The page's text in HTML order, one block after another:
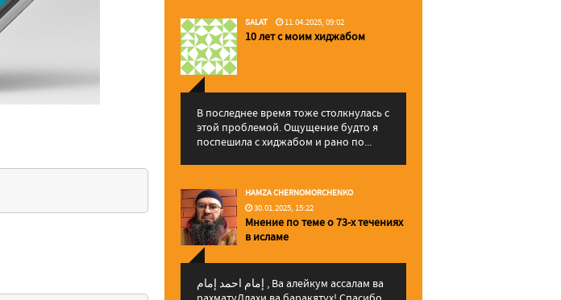
SALAT 11.04.2025, 09:02
10 лет с моим хиджабом
В последнее время тоже столкнулась с
этой проблемой. Ощущение будто я
поспешила с хиджабом и рано по...
HAMZA CHERNOMORCHENKO
30.01.2025, 15:22
Мнение по теме о 73-х течениях
в исламе
إمام احمد إمام , Ва алейкум ассалам ва